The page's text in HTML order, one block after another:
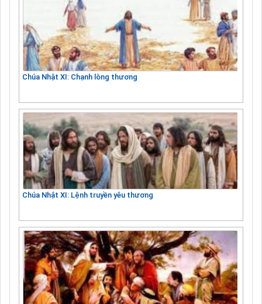
Chúa Nhật XI: Chạnh lòng thương
Chúa Nhật XI: Lệnh truyền yêu thương